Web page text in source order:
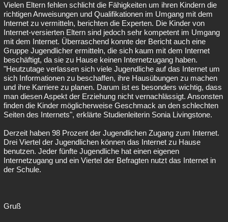
Vielen Eltern fehlen schlicht die Fähigkeiten um ihren Kindern die
richtigen Anweisungen und Qualifikationen im Umgang mit dem
Internet zu vermitteln, berichten die Experten. Die Kinder von
Internet-versierten Eltern sind jedoch sehr kompetent im Umgang
mit dem Internet. Überraschend konnte der Bericht auch eine
Gruppe Jugendlicher ermitteln, die sich kaum mit dem Internet
beschäftigt, da sie zu Hause keinen Internetzugang haben.
"Heutzutage verlassen sich viele Jugendliche auf das Internet um
sich Informationen zu beschaffen, ihre Hausübungen zu machen
und ihre Karriere zu planen. Darum ist es besonders wichtig, dass
man diesen Aspekt der Erziehung nicht vernachlässigt. Ansonsten
finden die Kinder möglicherweise Geschmack an den schlechten
Seiten des Internets", erklärte Studienleiterin Sonia Livingstone.
Derzeit haben 98 Prozent der Jugendlichen Zugang zum Internet.
Drei Viertel der Jugendlichen können das Internet zu Hause
benutzen. Jeder fünfte Jugendliche hat einen eigenen
Internetzugang und ein Viertel der Befragten nutzt das Internet in
der Schule.
Gruß